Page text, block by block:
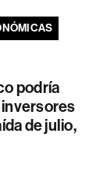
podría
de julio,